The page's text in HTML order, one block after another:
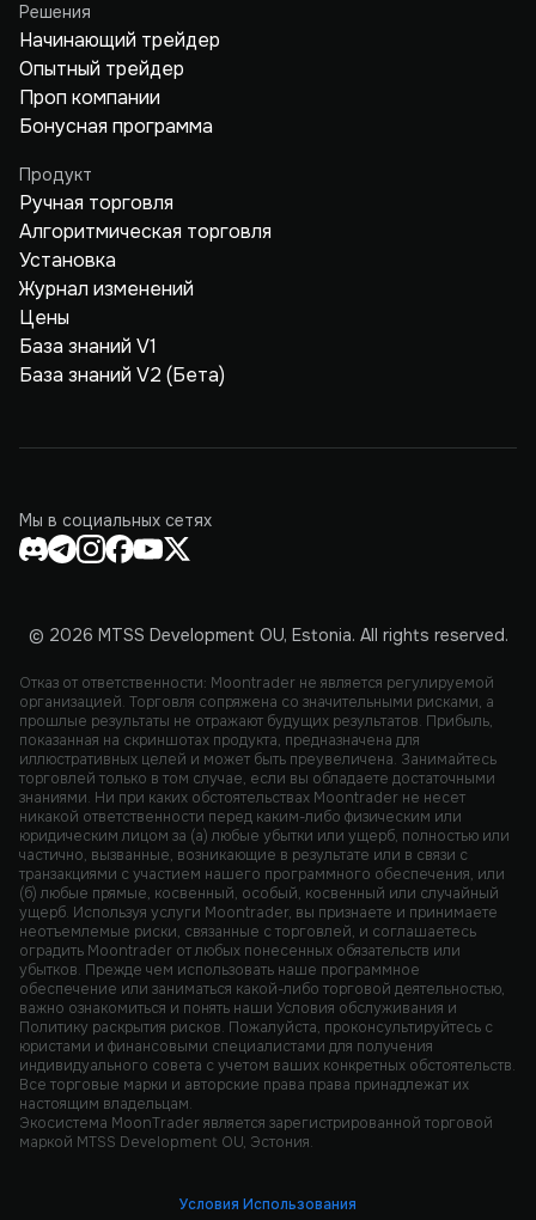
Решения
Начинающий трейдер
Опытный трейдер
Проп компании
Бонусная программа
Продукт
Ручная торговля
Алгоритмическая торговля
Установка
Журнал изменений
Цены
База знаний V1
База знаний V2 (Бета)
Мы в социальных сетях
© 2026 MTSS Development OU, Estonia. All rights reserved.
Отказ от ответственности: Moontrader не является регулируемой
организацией. Торговля сопряжена со значительными рисками, а
прошлые результаты не отражают будущих результатов. Прибыль,
показанная на скриншотах продукта, предназначена для
иллюстративных целей и может быть преувеличена. Занимайтесь
торговлей только в том случае, если вы обладаете достаточными
знаниями. Ни при каких обстоятельствах Moontrader не несет
никакой ответственности перед каким-либо физическим или
юридическим лицом за (а) любые убытки или ущерб, полностью или
частично, вызванные, возникающие в результате или в связи с
транзакциями с участием нашего программного обеспечения, или
(б) любые прямые, косвенный, особый, косвенный или случайный
ущерб. Используя услуги Moontrader, вы признаете и принимаете
неотъемлемые риски, связанные с торговлей, и соглашаетесь
оградить Moontrader от любых понесенных обязательств или
убытков. Прежде чем использовать наше программное
обеспечение или заниматься какой-либо торговой деятельностью,
важно ознакомиться и понять наши Условия обслуживания и
Политику раскрытия рисков. Пожалуйста, проконсультируйтесь с
юристами и финансовыми специалистами для получения
индивидуального совета с учетом ваших конкретных обстоятельств.
Все торговые марки и авторские права права принадлежат их
настоящим владельцам.
Экосистема MoonTrader является зарегистрированной торговой
маркой MTSS Development OU, Эстония.
Условия Использования